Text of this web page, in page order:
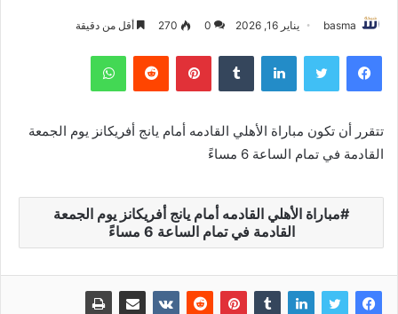
basma يناير 16, 2026 0
270 أقل من دقيقة
فيسبوك تويتر لينكدإن بينتيريست واتساب
تتقرر أن تكون مباراة الأهلي القادمه أمام يانج أفريكانز يوم الجمعة
القادمة في تمام الساعة 6 مساءً
مباراة الأهلي القادمه أمام يانج أفريكانز يوم الجمعة
القادمة في تمام الساعة 6 مساءً